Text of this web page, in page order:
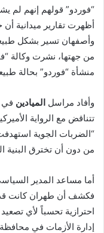
“فوردو” قولهم إنهم لم
أظهرت تقارير ميدانية
وأصفهان تسير بشكل
من جهتها، نشرت وكالة
منشأة “فوردو” بحالة
وأفاد مراسل الميادين في
تتناقض مع الرواية
“الضربات الجوية
من دون أن تخترق البنية
أما مساعد المدير السياسي
احترازية تحسباً لأي
إدارة الأزمات في